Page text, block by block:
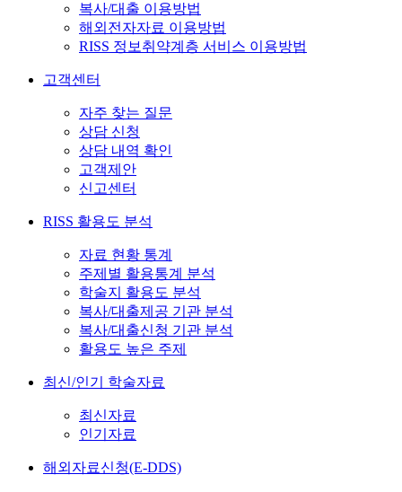
복사/대출 이용방법
해외전자자료 이용방법
RISS 정보취약계층 서비스 이용방법
고객센터
자주 찾는 질문
상담 신청
상담 내역 확인
고객제안
신고센터
RISS 활용도 분석
자료 현황 통계
주제별 활용통계 분석
학술지 활용도 분석
복사/대출제공 기관 분석
복사/대출신청 기관 분석
활용도 높은 주제
최신/인기 학술자료
최신자료
인기자료
해외자료신청(E-DDS)